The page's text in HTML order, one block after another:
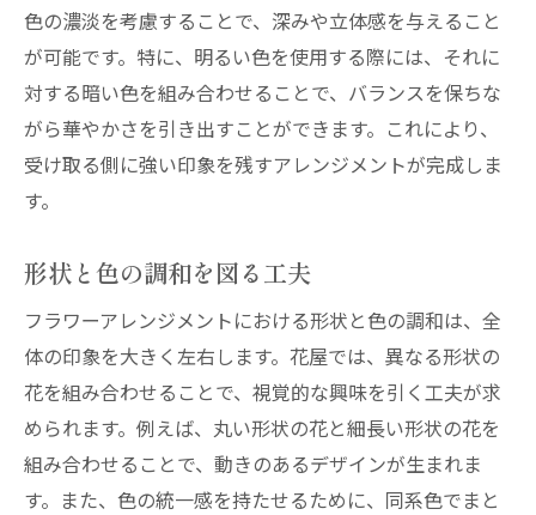
色の濃淡を考慮することで、深みや立体感を与えること
が可能です。特に、明るい色を使用する際には、それに
対する暗い色を組み合わせることで、バランスを保ちな
がら華やかさを引き出すことができます。これにより、
受け取る側に強い印象を残すアレンジメントが完成しま
す。
形状と色の調和を図る工夫
フラワーアレンジメントにおける形状と色の調和は、全
体の印象を大きく左右します。花屋では、異なる形状の
花を組み合わせることで、視覚的な興味を引く工夫が求
められます。例えば、丸い形状の花と細長い形状の花を
組み合わせることで、動きのあるデザインが生まれま
す。また、色の統一感を持たせるために、同系色でまと